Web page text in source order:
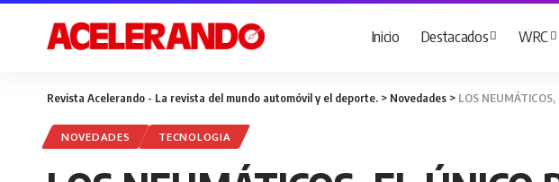
Inicio Destacados WRC
Revista Acelerando - La revista del mundo automóvil y el deporte. > Novedades > LOS
NOVEDADES TECNOLOGIA